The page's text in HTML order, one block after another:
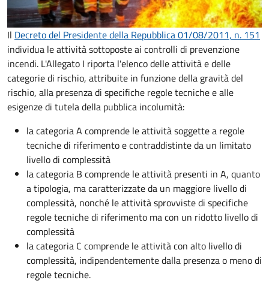
Il Decreto del Presidente della Repubblica 01/08/2011, n. 151
individua le attività sottoposte ai controlli di prevenzione
incendi. L'Allegato I riporta l'elenco delle attività e delle
categorie di rischio, attribuite in funzione della gravità del
rischio, alla presenza di specifiche regole tecniche e alle
esigenze di tutela della pubblica incolumità:
la categoria A comprende le attività soggette a regole
tecniche di riferimento e contraddistinte da un limitato
livello di complessità
la categoria B comprende le attività presenti in A, quanto
a tipologia, ma caratterizzate da un maggiore livello di
complessità, nonché le attività sprovviste di specifiche
regole tecniche di riferimento ma con un ridotto livello di
complessità
la categoria C comprende le attività con alto livello di
complessità, indipendentemente dalla presenza o meno di
regole tecniche.